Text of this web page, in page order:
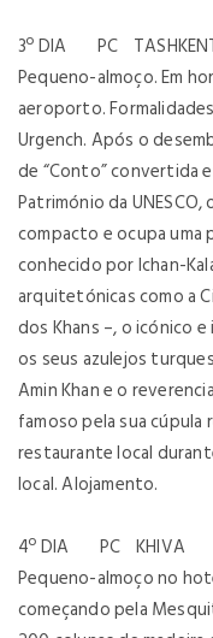
3º DIA PC
Pequeno-almoço. Em
aeroporto.
Urgench. Após o
de “Conto” convertida
Património da
compacto e ocupa uma
conhecido por Ichan-
arquitetónicas como a
dos Khans –, o icónico
os seus azulejos
Amin Khan e o
famoso pela sua
restaurante local
local. Alojamento.
4º DIA PC KHIVA
Pequeno-almoço no
começando pela